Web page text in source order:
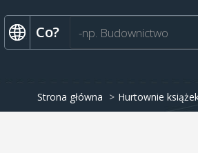
Co?
Strona główna Hurtownie